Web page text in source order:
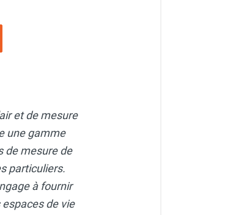
et de mesure
une gamme
de mesure de
particuliers.
à fournir
de vie